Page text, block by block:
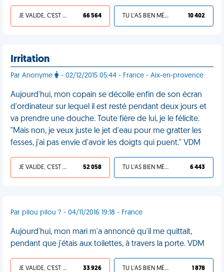
JE VALIDE, C'EST UNE VDM 66 564 TU L'AS BIEN MÉRITÉ 10 402
Irritation
Par Anonyme - 02/12/2015 05:44 - France - Aix-en-provence
Aujourd'hui, mon copain se décolle enfin de son écran
d'ordinateur sur lequel il est resté pendant deux jours et
va prendre une douche. Toute fière de lui, je le félicite.
"Mais non, je veux juste le jet d'eau pour me gratter les
fesses, j'ai pas envie d'avoir les doigts qui puent." VDM
JE VALIDE, C'EST UNE VDM 52 058 TU L'AS BIEN MÉRITÉ 6 443
Par pilou pilou ? - 04/11/2016 19:18 - France
Aujourd'hui, mon mari m'a annoncé qu'il me quittait,
pendant que j'étais aux toilettes, à travers la porte. VDM
JE VALIDE, C'EST UNE VDM 33 926 TU L'AS BIEN MÉRITÉ 1 878